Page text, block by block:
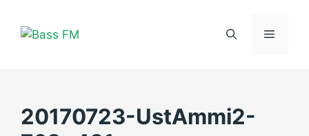
content
Menu
20170723-UstAmmi2-